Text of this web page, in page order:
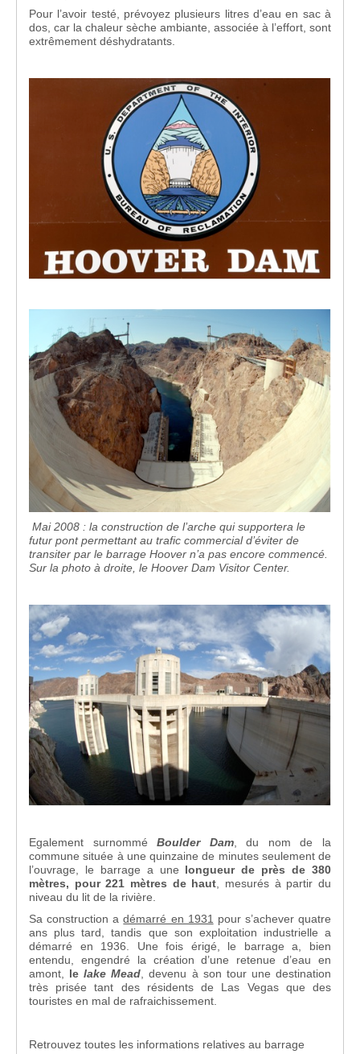
Pour l’avoir testé, prévoyez plusieurs litres d’eau en sac à
dos, car la chaleur sèche ambiante, associée à l’effort, sont
extrêmement déshydratants.
Mai 2008 : la construction de l’arche qui supportera le
futur pont permettant au trafic commercial d’éviter de
transiter par le barrage Hoover n’a pas encore commencé.
Sur la photo à droite, le Hoover Dam Visitor Center.
Egalement surnomméBoulder Dam, du nom de la
commune située à une quinzaine de minutes seulement de
l’ouvrage, le barrage a une longueur de près de 380
mètres, pour 221 mètres de haut, mesurés à partir du
niveau du lit de la rivière.
Sa construction adémarré en 1931 pour s’achever quatre
ans plus tard, tandis que son exploitation industrielle a
démarré en 1936. Une fois érigé, le barrage a, bien
entendu, engendré la création d’une retenue d’eau en
amont, lelake Mead, devenu à son tour une destination
très prisée tant des résidents de Las Vegas que des
touristes en mal de rafraichissement.
Retrouvez toutes les informations relatives au barrage